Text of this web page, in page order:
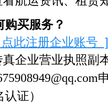
购买服务？
此注册企业账号 ]
真企业营业执照副
证）